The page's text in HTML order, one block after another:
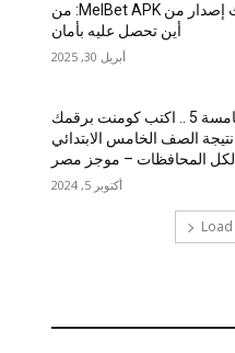
أحدث إصدار من MelBet APK: من
أين تحصل عليه بأمان
أبريل 30, 2025
نتيجة خامسة 5 .. اكتب كومنت برقمك
الصف الخامس الابتدائي
أكتوبر 5, 2024